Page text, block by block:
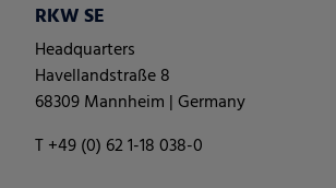
RKW SE
Headquarters
Havellandstraße 8
68309 Mannheim | Germany
T +49 (0) 62 1-18 038-0